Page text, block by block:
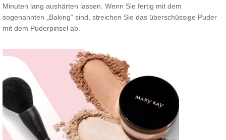
Minuten lang aushärten lassen. Wenn Sie fertig mit dem
sogenannten „Baking“ sind, streichen Sie das überschüssige Puder
mit dem Puderpinsel ab.